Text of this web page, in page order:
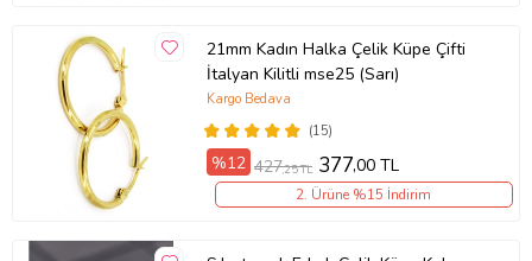
21mm Kadın Halka Çelik Küpe Çifti
İtalyan Kilitli mse25 (Sarı)
(15)
Kargo Bedava
%12 427,25 TL 377,00 TL
2. Ürüne %15 İndirim